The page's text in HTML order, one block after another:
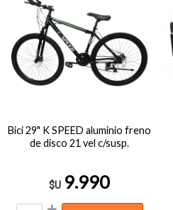
Bici 29" K SPEED aluminio freno
de disco 21 vel c/susp.
$U 9.990